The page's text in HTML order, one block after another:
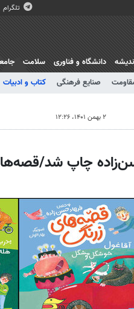
تلگرام
صنایع فرهنگی کتاب و ادبیات
دانشگاه و فناوری سلامت
۲ بهمن ۱۴۰۱، ۱۲:۲۶
چاپ شد/